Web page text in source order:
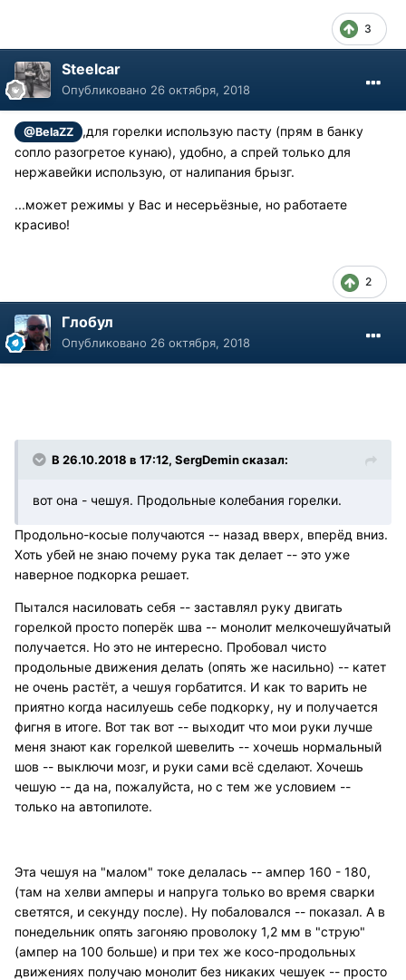
3
Steelcar
Опубликовано 26 октября, 2018
@BelaZZ
,для горелки использую пасту (прям в банку
сопло разогретое кунаю), удобно, а спрей только для
нержавейки использую, от налипания брызг.
...может режимы у Вас и несерьёзные, но работаете
красиво!
2
Глобул
Опубликовано 26 октября, 2018
В 26.10.2018 в 17:12, SergDemin сказал:
вот она - чешуя. Продольные колебания горелки.
Продольно-косые получаются -- назад вверх, вперёд вниз.
Хоть убей не знаю почему рука так делает -- это уже
наверное подкорка решает.
Пытался насиловать себя -- заставлял руку двигать
горелкой просто поперёк шва -- монолит мелкочешуйчатый
получается. Но это не интересно. Пробовал чисто
продольные движения делать (опять же насильно) -- катет
не очень растёт, а чешуя горбатится. И как то варить не
приятно когда насилуешь себе подкорку, ну и получается
фигня в итоге. Вот так вот -- выходит что мои руки лучше
меня знают как горелкой шевелить -- хочешь нормальный
шов -- выключи мозг, и руки сами всё сделают. Хочешь
чешую -- да на, пожалуйста, но с тем же условием --
только на автопилоте.
Эта чешуя на "малом" токе делалась -- ампер 160 - 180,
(там на хелви амперы и напруга только во время сварки
светятся, и секунду после). Ну побаловался -- показал. А в
понедельник опять загоняю проволоку 1,2 мм в "струю"
(ампер на 100 больше) и при тех же косо-продольных
движениях получаю монолит без никаких чешуек -- просто